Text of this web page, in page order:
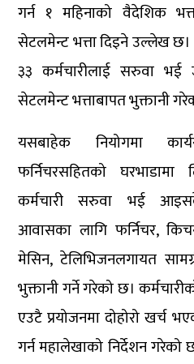
गर्न १ महिनाको वैदेशिक
सेटलमेन्ट भत्ता दिइने उल्लेख छ।
३३ कर्मचारीलाई सरुवा
सेटलमेन्ट भत्ताबापत भुक्तानी
यसबाहेक नियोगमा
फर्निचरसहितको
कर्मचारी सरुवा भई
आवासका लागि फर्निचर,
मेसिन, टेलिभिजनलगायत
भुक्तानी गर्ने गरेको छ।
एउटै प्रयोजनमा दोहोरो खर्च
गर्न महालेखाको निर्देशन